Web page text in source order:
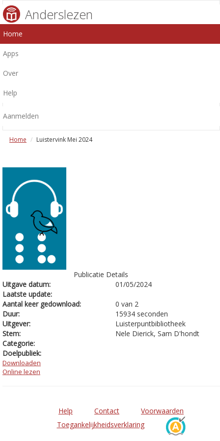
Anderslezen
Home
Apps
Over
Help
Aanmelden
Home Luistervink Mei 2024
Publicatie Details
Uitgave datum:
01/05/2024
Laatste update:
Aantal keer gedownload:
0 van 2
Duur:
15934 seconden
Uitgever:
Luisterpuntbibliotheek
Stem:
Nele Dierick, Sam D'hondt
Categorie:
Doelpubliek:
Downloaden
Online lezen
Help Contact
Voorwaarden
Toegankelijkheidsverklaring